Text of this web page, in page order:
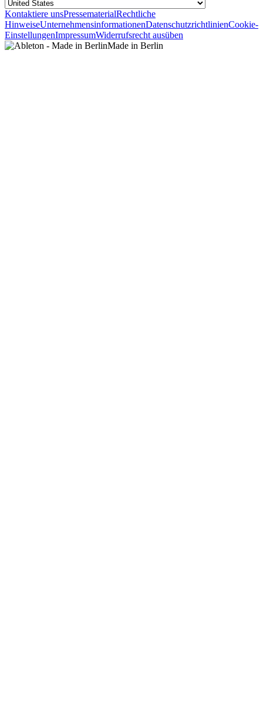
Kontaktiere unsPressematerialRechtliche
HinweiseUnternehmensinformationenDatenschutzrichtlinienCookie-
EinstellungenImpressumWiderrufsrecht ausüben
Made in Berlin